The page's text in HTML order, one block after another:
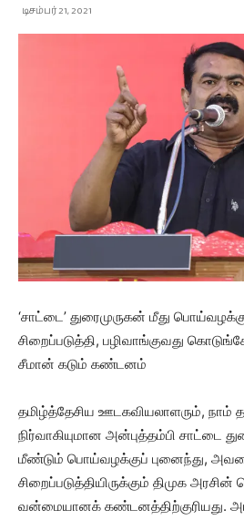
டிசம்பர் 21, 2021
‘சாட்டை’ துரைமுருகன் மீது
சிறைப்படுத்தி, பழிவாங்குவது
சீமான் கடும் கண்டனம்
தமிழ்த்தேசிய ஊடகவியலாளரும், நாம்
நிர்வாகியுமான அன்புத்தம்பி சாட்டை
மீண்டும் பொய்வழக்குப் புனைந்து,
சிறைப்படுத்தியிருக்கும் திமுக
வன்மையானக் கண்டனத்திற்குரியது.